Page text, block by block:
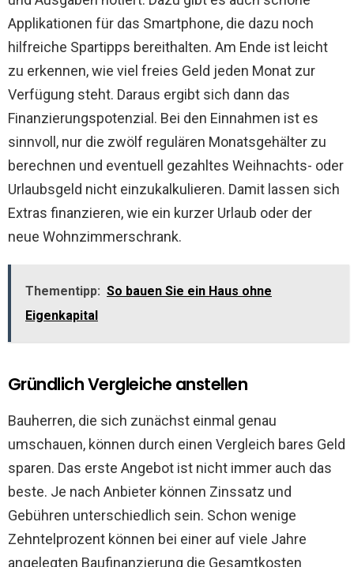
Applikationen für das Smartphone, die dazu noch
hilfreiche Spartipps bereithalten. Am Ende ist leicht
zu erkennen, wie viel freies Geld jeden Monat zur
Verfügung steht. Daraus ergibt sich dann das
Finanzierungspotenzial. Bei den Einnahmen ist es
sinnvoll, nur die zwölf regulären Monatsgehälter zu
berechnen und eventuell gezahltes Weihnachts- oder
Urlaubsgeld nicht einzukalkulieren. Damit lassen sich
Extras finanzieren, wie ein kurzer Urlaub oder der
neue Wohnzimmerschrank.
Thementipp: So bauen Sie ein Haus ohne
Eigenkapital
Gründlich Vergleiche anstellen
Bauherren, die sich zunächst einmal genau
umschauen, können durch einen Vergleich bares Geld
sparen. Das erste Angebot ist nicht immer auch das
beste. Je nach Anbieter können Zinssatz und
Gebühren unterschiedlich sein. Schon wenige
Zehntelprozent können bei einer auf viele Jahre
angelegten Baufinanzierung die Gesamtkosten